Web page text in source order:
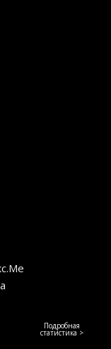
Подробная
статистика >